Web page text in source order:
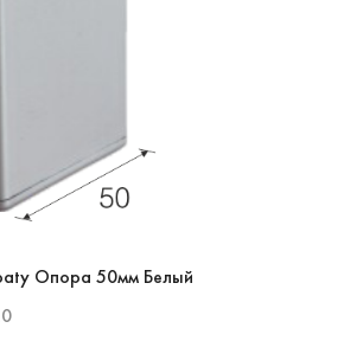
Опора 50мм Белый